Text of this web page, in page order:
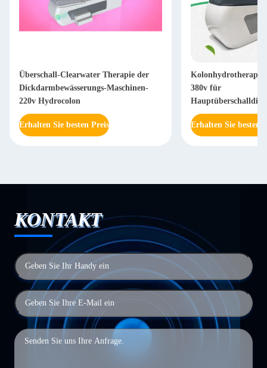
Überschall-Clearwater Therapie der
Dickdarmbewässerungs-Maschinen-
220v Hydrocolon
Erhalten Sie besten Preis
380v für
Erhalten Sie besten
KONTAKT